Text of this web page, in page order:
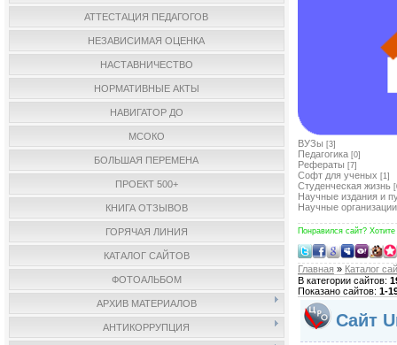
АТТЕСТАЦИЯ ПЕДАГОГОВ
НЕЗАВИСИМАЯ ОЦЕНКА
НАСТАВНИЧЕСТВО
НОРМАТИВНЫЕ АКТЫ
НАВИГАТОР ДО
МСОКО
БОЛЬШАЯ ПЕРЕМЕНА
ПРОЕКТ 500+
КНИГА ОТЗЫВОВ
ГОРЯЧАЯ ЛИНИЯ
КАТАЛОГ САЙТОВ
ФОТОАЛЬБОМ
АРХИВ МАТЕРИАЛОВ
АНТИКОРРУПЦИЯ
ВУЗы [3]
Педагогика [0]
Рефераты [7]
Софт для ученых [1]
Студенческая жизнь
Научные издания и
Научные организации
Понравился сайт?
Главная » Каталог
В категории сайтов:
Показано сайтов: 1-
Сайт